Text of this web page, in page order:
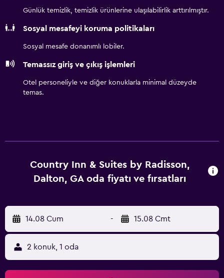
Günlük temizlik, temizlik ürünlerine ulaşılabilirlik arttırılmıştır.
Sosyal mesafeyi koruma politikaları
Sosyal mesafe donanımlı lobiler.
Temassız giriş ve çıkış işlemleri
Otel personeliyle ve diğer konuklarla minimal düzeyde
temas.
Country Inn & Suites by Radisson,
Dalton, GA oda fiyatı ve fırsatları
14.08 Cum - 15.08 Cmt
2 konuk, 1 oda